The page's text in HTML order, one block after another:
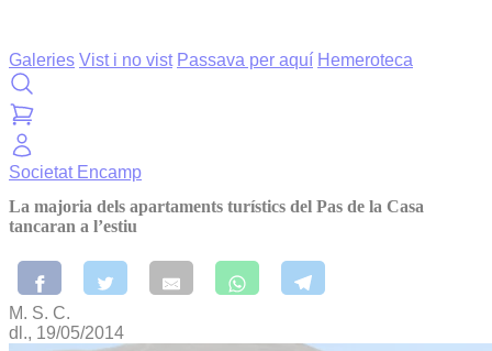
Galeries Vist i no vist Passava per aquí Hemeroteca
Societat Encamp
La majoria dels apartaments turístics del Pas de la Casa
tancaran a l’estiu
M. S. C.
dl., 19/05/2014